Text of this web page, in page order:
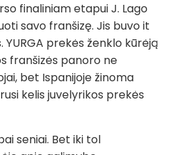
finaliniam etapui J. Lago
savo franšizę. Jis buvo it
YURGA prekės ženklo kūrėją
franšizės panoro ne
bet Ispanijoje žinoma
kelis juvelyrikos prekės
seniai. Bet iki tol